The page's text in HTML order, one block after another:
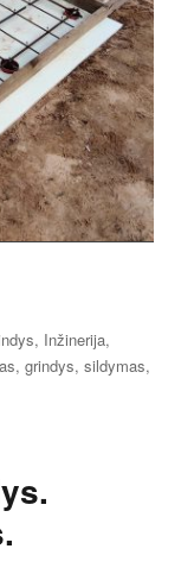
, Inžinerija,
,grindys,sildymas,